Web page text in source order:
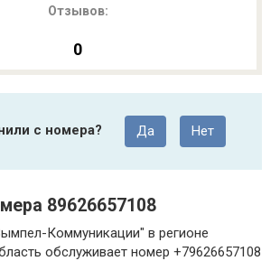
Отзывов:
0
с номера? Да Нет
89626657108
Коммуникации" в регионе
обслуживает номер +79626657108